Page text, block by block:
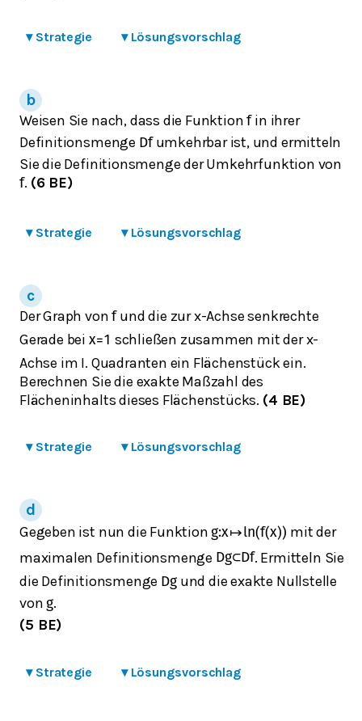
▾ Strategie ▾ Lösungsvorschlag
Weisen Sie nach, dass die Funktionfin ihrer
Definitionsmenge Dfumkehrbar ist, und ermitteln
Sie die Definitionsmenge der Umkehrfunktion von
f. (6 BE)
▾ Strategie ▾ Lösungsvorschlag
Der Graph vonfund die zur x-Achse senkrechte
Gerade bei x=1 schließen zusammen mit der x-
Achse im I. Quadranten ein Flächenstück ein.
Berechnen Sie die exakte Maßzahl des
Flächeninhalts dieses Flächenstücks. (4 BE)
▾ Strategie ▾ Lösungsvorschlag
Gegeben ist nun die Funktion g:x↦ln(f(x)) mit der
maximalen Definitionsmenge Dg⊂Df. Ermitteln Sie
die Definitionsmenge Dgund die exakte Nullstelle
von g.
(5 BE)
▾ Strategie ▾ Lösungsvorschlag